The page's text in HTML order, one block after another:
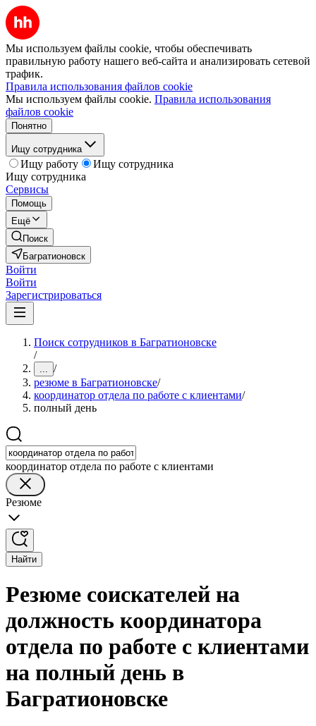
Мы используем файлы cookie, чтобы обеспечивать
правильную работу нашего веб-сайта и анализировать сетевой
трафик.
Правила использования файлов cookie
Мы используем файлы cookie. Правила использования
файлов cookie
Понятно
Ищу сотрудника
Ищу работу
Ищу сотрудника
Ищу сотрудника
Сервисы
Помощь
Ещё
Поиск
Багратионовск
Войти
Войти
Зарегистрироваться
Поиск сотрудников в Багратионовске
/
... /
резюме в Багратионовске/
координатор отдела по работе с клиентами/
полный день
координатор отдела по работе с клиентами
Резюме
Найти
Резюме соискателей на
должность координатора
отдела по работе с клиентами
на полный день в
Багратионовске